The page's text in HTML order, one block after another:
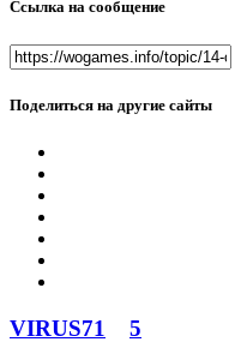
Ссылка на сообщение
Поделиться на другие сайты
VIRUS71 5